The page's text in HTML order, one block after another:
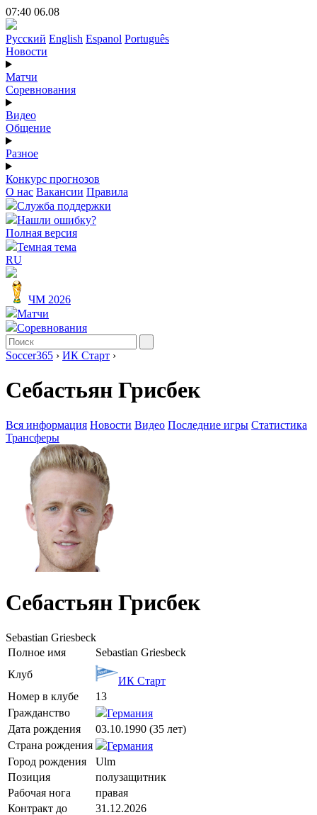
07:40 06.08
Русский English Espanol Português
Новости
Матчи
Соревнования
Видео
Общение
Разное
Конкурс прогнозов
О нас Вакансии Правила
Служба поддержки
Нашли ошибку?
Полная версия
Темная тема
RU
ЧМ 2026
Матчи
Соревнования
Soccer365 › ИК Старт ›
Себастьян Грисбек
Вся информация Новости Видео Последние игры Статистика
Трансферы
Себастьян Грисбек
Sebastian Griesbeck
Полное имя
Sebastian Griesbeck
Клуб
ИК Старт
Номер в клубе
13
Гражданство
Германия
Дата рождения
03.10.1990 (35 лет)
Страна рождения
Германия
Город рождения
Ulm
Позиция
полузащитник
Рабочая нога
правая
Контракт до
31.12.2026